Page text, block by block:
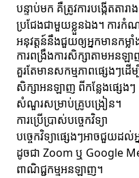
បន្ទាប់មក គឺត្រូវការបង្កើតតារ
ប្រជែងជាមួយខ្លួនឯង។ ការកំ
អនុវត្តន៍នឹងជួយឲ្យអ្នកមានកម្លាំ
ការពង្រឹងការសិក្សាតាមអនឡ
គួរតែមានសកម្មភាពផ្សេងៗដើ
សិក្សាអនឡាញ ពីកន្លែងផ្សេង
សំណួរសម្រាប់គ្រូបង្រៀន។
ការប្រើប្រាស់បច្ចេកវិទ្យា
បច្ចេកវិទ្យាផ្សេងៗអាចជួយដល់អ្
ដូចជា Zoom ឬ Google
ពាណិជ្ជកម្មអនឡាញ។